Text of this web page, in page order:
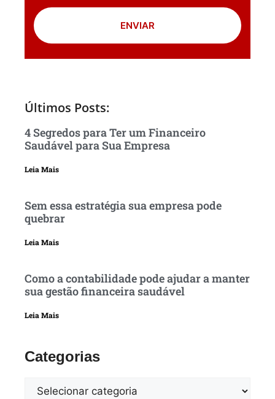
ENVIAR
Últimos Posts:
4 Segredos para Ter um Financeiro
Saudável para Sua Empresa
Leia Mais
Sem essa estratégia sua empresa pode
quebrar
Leia Mais
Como a contabilidade pode ajudar a manter
sua gestão financeira saudável
Leia Mais
Categorias